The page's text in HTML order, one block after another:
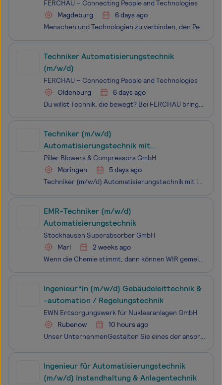
FERCHAU – Connecting People and Technologies
Magdeburg
6 days ago
Menschen und Technologien zu verbinden, den Perfect Match für unsere Kunden zu gestalten, immer die richtigen Expert:innen für die jeweilige Herausforderung zu finden - das ist unser Anspruch bei FERCHAU und dafür suchen wir dich: als ambitionierte:n Kolleg:in, der:die wie wir Technologien auf die n
Techniker Automatisierungstechnik
(m/w/d)
FERCHAU – Connecting People and Technologies
Oldenburg
6 days ago
Du willst Technik, die bewegt? Bei FERCHAU bringst du Automatisierung auf ein neues Level - von der Idee bis zur Umsetzung. Starte jetzt in spannende Projekte und gestalte die Zukunft der Industrie mit uns!
Techniker (m/w/d)
Automatisierungstechnik mit
internationaler Reisebereitschaft
Piller Blowers & Compressors GmbH
Moringen
5 days ago
Techniker (m/w/d) Automatisierungstechnik mit internationaler Reisebereitschaft Ab sofort und unbefristet suchen wir Sie für unser Team der Automatisierungstechnik in Moringen bei Göttingen als Techniker (m/w/d) mit internationaler Reisebereitschaft, um unseren Service vor Ort zu unterstützen. Hier
EMR-Techniker (m/w/d)
Automatisierungstechnik
Stockhausen Superabsorber GmbH
Marl
2 weeks ago
Wenn die Chemie stimmt, dann können WIR gemeinsam fast alles schaffen. Werde Teil unseres Teams als: EMR-Techniker (m/w/d) an unserem Standort Marl Was uns auszeichnet:WIR sind einer der weltweit führenden Hersteller von Superabsorbern, die die Haut von Babys und Erwachsenen überall auf der Welt t
Ingenieur*in (m/w/d) Gebäudeleittechnik &
-automation / Regelungstechnik
EWN Entsorgungswerk für Nuklearanlagen GmbH
Rubenow
10 hours ago
Unser UnternehmenGestalten Sie eines der anspruchsvollsten Bauprojekte Deutschlands mit. Sie möchten Ihr Know-how in der Elektrotechnik dort einsetzen, wo höchste technische Anforderungen auf langfristige gesellschaftliche Verantwortung treffen? Als Ingenieur/in (m/w/d) für Leit- und Sicherungstechn
Ingenieur für Automatisierungstechnik
(m/w/d) Instandhaltung & Anlagentechnik